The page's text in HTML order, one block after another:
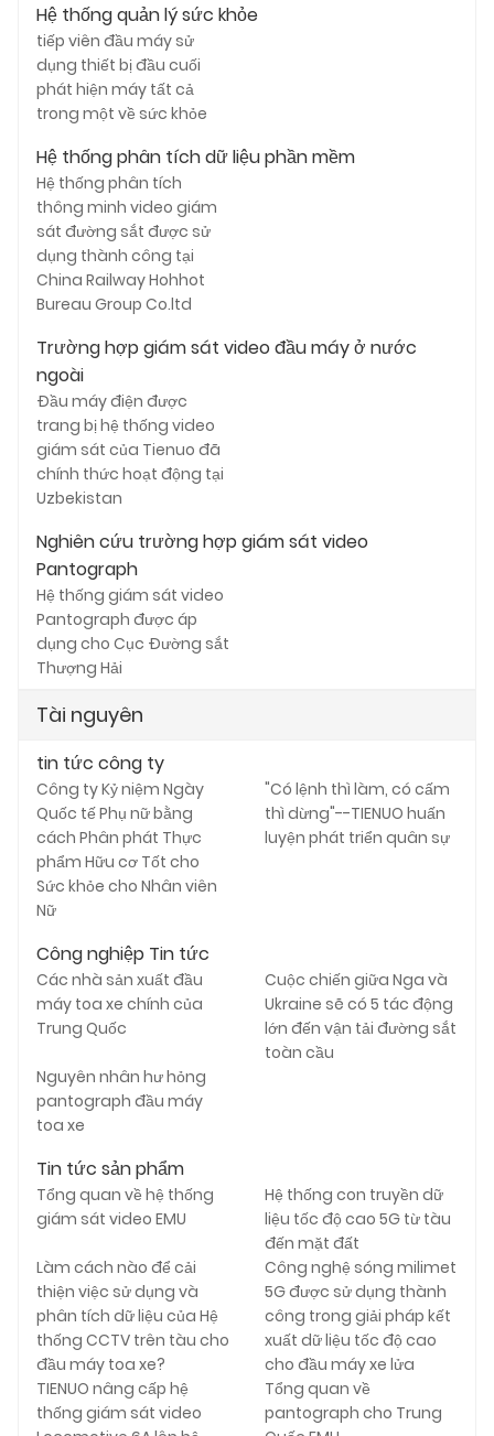
Hệ thống quản lý sức khỏe
tiếp viên đầu máy sử
dụng thiết bị đầu cuối
phát hiện máy tất cả
trong một về sức khỏe
Hệ thống phân tích dữ liệu phần mềm
Hệ thống phân tích
thông minh video giám
sát đường sắt được sử
dụng thành công tại
China Railway Hohhot
Bureau Group Co.ltd
Trường hợp giám sát video đầu máy ở nước
ngoài
Đầu máy điện được
trang bị hệ thống video
giám sát của Tienuo đã
chính thức hoạt động tại
Uzbekistan
Nghiên cứu trường hợp giám sát video
Pantograph
Hệ thống giám sát video
Pantograph được áp
dụng cho Cục Đường sắt
Thượng Hải
Tài nguyên
tin tức công ty
Công ty Kỷ niệm Ngày
Quốc tế Phụ nữ bằng
cách Phân phát Thực
phẩm Hữu cơ Tốt cho
Sức khỏe cho Nhân viên
Nữ
"Có lệnh thì làm, có cấm
thì dừng"--TIENUO huấn
luyện phát triển quân sự
Công nghiệp Tin tức
Các nhà sản xuất đầu
máy toa xe chính của
Trung Quốc
Cuộc chiến giữa Nga và
Ukraine sẽ có 5 tác động
lớn đến vận tải đường sắt
toàn cầu
Nguyên nhân hư hỏng
pantograph đầu máy
toa xe
Tin tức sản phẩm
Tổng quan về hệ thống
giám sát video EMU
Hệ thống con truyền dữ
liệu tốc độ cao 5G từ tàu
đến mặt đất
Làm cách nào để cải
thiện việc sử dụng và
phân tích dữ liệu của Hệ
thống CCTV trên tàu cho
đầu máy toa xe?
Công nghệ sóng milimet
5G được sử dụng thành
công trong giải pháp kết
xuất dữ liệu tốc độ cao
cho đầu máy xe lửa
TIENUO nâng cấp hệ
thống giám sát video
Tổng quan về
pantograph cho Trung